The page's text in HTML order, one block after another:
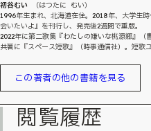
初谷むい （はつたに むい）
1996年生まれ、北海道在住。2018年、大学生
会いたいよ』を刊行し、発売後2週間で重版。
2022年に第二歌集『わたしの嫌いな桃源郷』（
共著に『スペース短歌』（時事通信社）。短歌
この著者の他の書籍を見る
閲覧履歴